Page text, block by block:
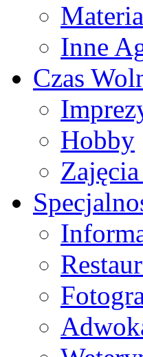
Inne
Czas
Hobby